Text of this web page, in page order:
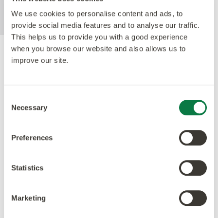
We use cookies to personalise content and ads, to
provide social media features and to analyse our traffic.
This helps us to provide you with a good experience
when you browse our website and also allows us to
improve our site.
Selection
Necessary
Preferences
Statistics
Marketing
eliminating the need for polish.